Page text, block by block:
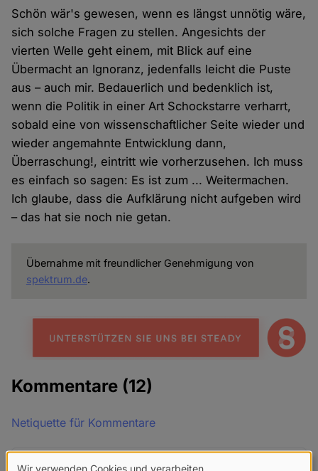
Schön wär's gewesen, wenn es längst unnötig wäre,
sich solche Fragen zu stellen. Angesichts der
vierten Welle geht einem, mit Blick auf eine
Übermacht an Ignoranz, jedenfalls leicht die Puste
aus – auch mir. Bedauerlich und bedenklich ist,
wenn die Politik in einer Art Schockstarre verharrt,
sobald eine von wissenschaftlicher Seite wieder und
wieder angemahnte Entwicklung dann,
Überraschung!, eintritt wie vorherzusehen. Ich muss
es einfach so sagen: Es ist zum ... Weitermachen.
Ich glaube, dass die Aufklärung nicht aufgeben wird
– das hat sie noch nie getan.
Übernahme mit freundlicher Genehmigung von
spektrum.de.
Kommentare (12)
Netiquette für Kommentare
A.K. (nicht überprüft) Fr. 26 Nov 2021 - 11:51
Wir verwenden Cookies und verarbeiten